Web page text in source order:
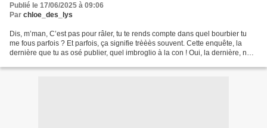
Publié le 17/06/2025 à 09:06
Par chloe_des_lys
Dis, m’man, C’est pas pour râler, tu te rends compte dans quel bourbier tu
me fous parfois ? Et parfois, ça signifie trèèès souvent. Cette enquête, la
dernière que tu as osé publier, quel imbroglio à la con ! Oui, la dernière, ne